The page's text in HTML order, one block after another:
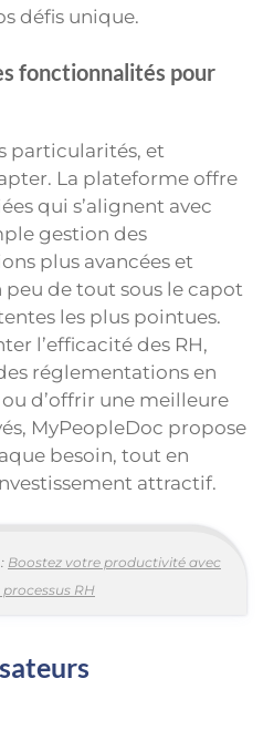
défis unique.
fonctionnalités pour
particularités, et
La plateforme offre
qui s’alignent avec
gestion des
plus avancées et
peu de tout sous le capot
les plus pointues.
l’efficacité des RH,
réglementations en
d’offrir une meilleure
MyPeopleDoc propose
besoin, tout en
attractif.
Boostez votre productivité avec
RH